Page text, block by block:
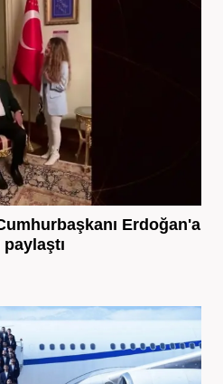
Erdoğan'a